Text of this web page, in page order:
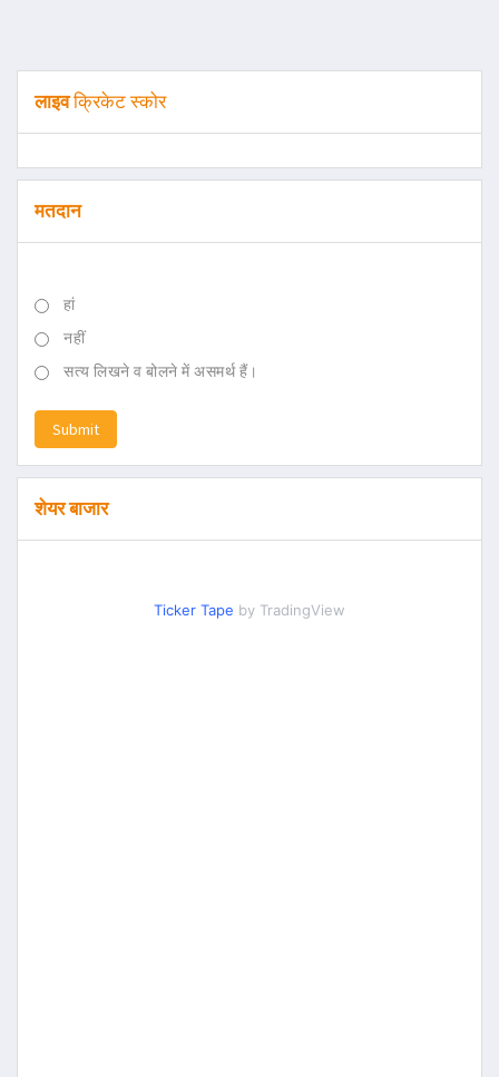
लाइवक्रिकेट स्कोर
मतदान
हां
नहीं
सत्य लिखने व बोलने में असमर्थ हैं।
Submit
शेयर बाजार
Ticker Tape by TradingView